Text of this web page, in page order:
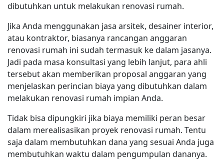
dibutuhkan untuk melakukan renovasi rumah.
Jika Anda menggunakan jasa arsitek, desainer interior,
atau kontraktor, biasanya rancangan anggaran
renovasi rumah ini sudah termasuk ke dalam jasanya.
Jadi pada masa konsultasi yang lebih lanjut, para ahli
tersebut akan memberikan proposal anggaran yang
menjelaskan perincian biaya yang dibutuhkan dalam
melakukan renovasi rumah impian Anda.
Tidak bisa dipungkiri jika biaya memiliki peran besar
dalam merealisasikan proyek renovasi rumah. Tentu
saja dalam membutuhkan dana yang sesuai Anda juga
membutuhkan waktu dalam pengumpulan dananya.